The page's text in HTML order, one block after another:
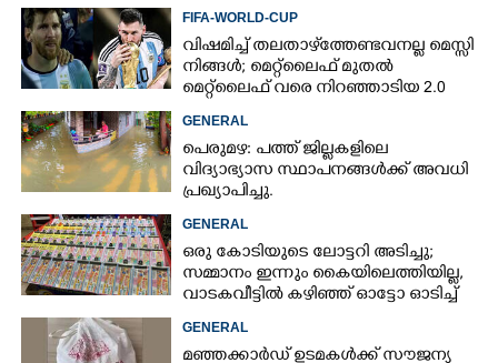
FIFA-WORLD-CUP
വിഷമിച്ച് തലതാഴ്‌ത്തേണ്ടവനല്ല മെസ്സി
നിങ്ങള്‍; മെറ്റ്‌ലൈഫ് മുതല്‍
മെറ്റ്‌ലൈഫ് വരെ നിറഞ്ഞാടിയ 2.0
GENERAL
പെരുമഴ: പത്ത് ജില്ലകളിലെ
വിദ്യാഭ്യാസ സ്ഥാപനങ്ങൾക്ക് അവധി
പ്രഖ്യാപിച്ചു.
GENERAL
ഒരു കോടിയുടെ ലോട്ടറി അടിച്ചു;
സമ്മാനം ഇന്നും കൈയിലെത്തിയില്ല,
വാടകവീട്ടിൽ കഴിഞ്ഞ് ഓട്ടോ ഓടിച്ച്
73കാരൻ
GENERAL
മഞ്ഞക്കാർഡ് ഉടമകൾക്ക് സൗജന്യ